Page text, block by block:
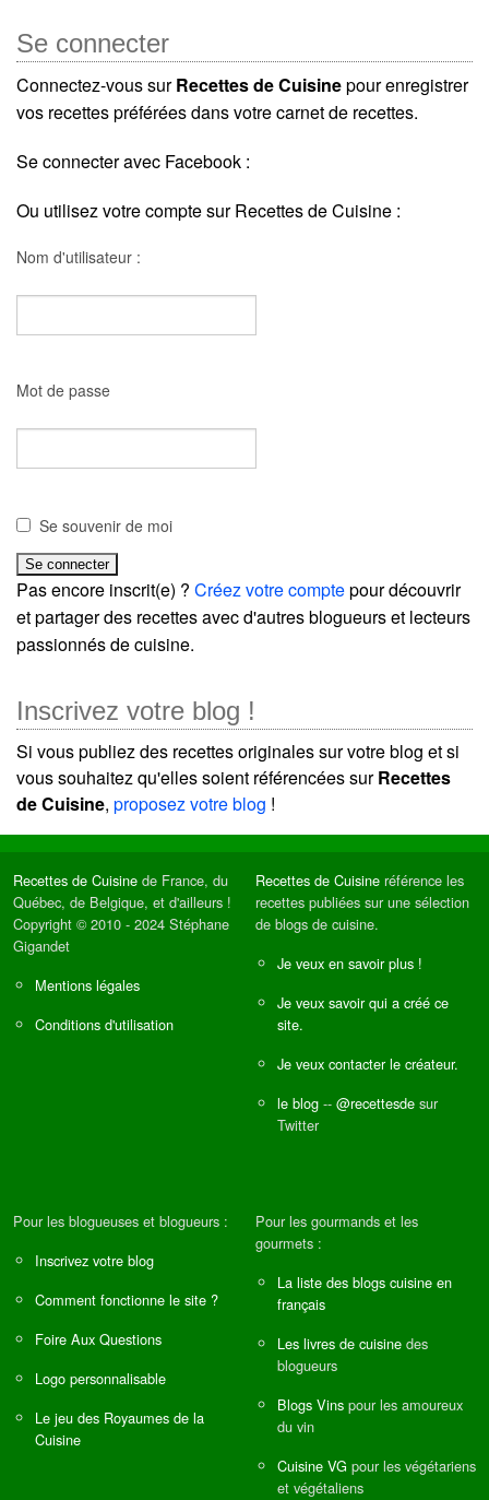
Se connecter
Connectez-vous surRecettes de Cuisinepour enregistrer
vos recettes préférées dans votre carnet de recettes.
Se connecter avec Facebook :
Ou utilisez votre compte sur Recettes de Cuisine :
Nom d'utilisateur :
Mot de passe
Se souvenir de moi
Pas encore inscrit(e) ? Créez votre comptepour découvrir
et partager des recettes avec d'autres blogueurs et lecteurs
passionnés de cuisine.
Inscrivez votre blog !
Si vous publiez des recettes originales sur votre blog et si
vous souhaitez qu'elles soient référencées surRecettes
de Cuisine, proposez votre blog !
Recettes de Cuisine de France, du
Québec, de Belgique, et d'ailleurs !
Copyright © 2010 - 2024 Stéphane
Gigandet
Mentions légales
Conditions d'utilisation
Recettes de Cuisine référence les
recettes publiées sur une sélection
de blogs de cuisine.
Je veux en savoir plus !
Je veux savoir qui a créé ce
site.
Je veux contacter le créateur.
le blog -- @recettesde sur
Twitter
Pour les blogueuses et blogueurs :
Inscrivez votre blog
Comment fonctionne le site ?
Foire Aux Questions
Logo personnalisable
Le jeu des Royaumes de la
Cuisine
Pour les gourmands et les
gourmets :
La liste des blogs cuisine en
français
Les livres de cuisine des
blogueurs
Blogs Vins pour les amoureux
du vin
Cuisine VG pour les végétariens
et végétaliens